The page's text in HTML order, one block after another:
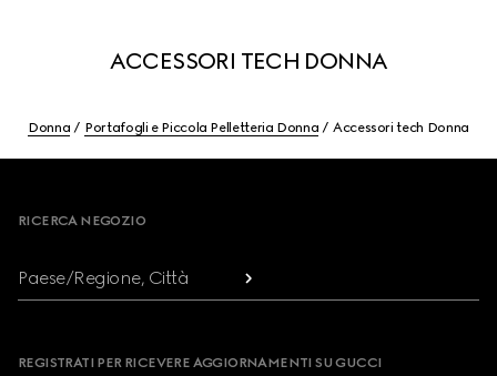
ACCESSORI TECH DONNA
Donna Portafogli e Piccola Pelletteria Donna Accessori tech Donna
RICERCA NEGOZIO
Paese/Regione, Città
REGISTRATI PER RICEVERE AGGIORNAMENTI SU GUCCI